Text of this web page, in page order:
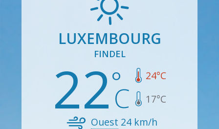
LUXEMBOURG
FINDEL
22 24°C
17°C
Ouest 24 km/h